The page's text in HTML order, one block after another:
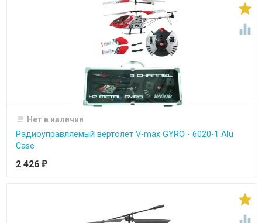


Нет в наличии
Радиоуправляемый вертолет V-max GYRO - 6020-1 Alu
Case
2 426 ₽
